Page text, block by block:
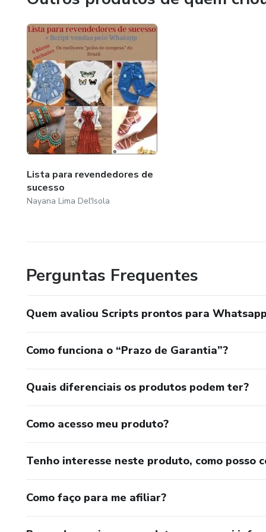
- Datas comemorativas
- Fotos que vendem
- Crie seu Avatar (Passo a Passo)
- Planilha (Despesas, recebimento e vendas)
- Sistema Operacional sem mensalidade
Lista para revendedores de
sucesso
Nayana Lima Del'Isola
Perguntas Frequentes
Quem avaliou Scripts prontos para
Como funciona o “Prazo de Garantia”?
Quais diferenciais os produtos podem ter?
Como acesso meu produto?
Tenho interesse neste produto, como posso
Como faço para me afiliar?